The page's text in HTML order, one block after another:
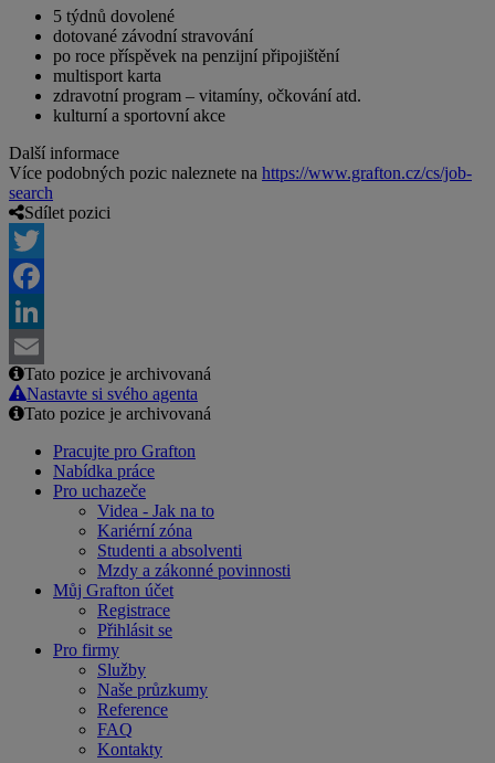
5 týdnů dovolené
dotované závodní stravování
po roce příspěvek na penzijní připojištění
multisport karta
zdravotní program – vitamíny, očkování atd.
kulturní a sportovní akce
Další informace
Více podobných pozic naleznete na https://www.grafton.cz/cs/job-
search
Sdílet pozici
Twitter
Facebook
LinkedIn
Email
Tato pozice je archivovaná
Nastavte si svého agenta
Tato pozice je archivovaná
Pracujte pro Grafton
Nabídka práce
Pro uchazeče
Videa - Jak na to
Kariérní zóna
Studenti a absolventi
Mzdy a zákonné povinnosti
Můj Grafton účet
Registrace
Přihlásit se
Pro firmy
Služby
Naše průzkumy
Reference
FAQ
Kontakty